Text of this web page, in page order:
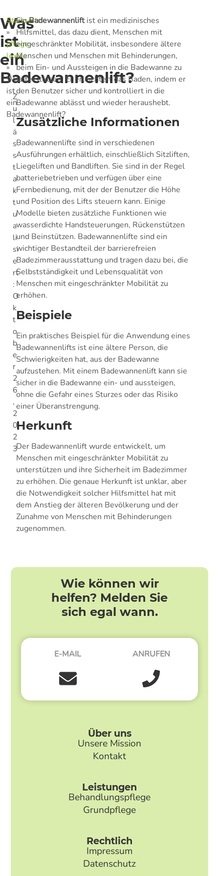
Was
ist
ein
Badewannenlift?
Startseite
»
pflege-
lexika
»
Was
ist
ein
Badewannenlift?
Z
u
l
ä
s
s
t
a
k
t
u
a
li
si
e
rt
:
O
k
t
o
b
e
r
2
6
,
2
0
2
3
EinBadewannenliftist ein medizinisches
Hilfsmittel, das dazu dient, Menschen mit
eingeschränkter Mobilität, insbesondere ältere
Menschen und Menschen mit Behinderungen,
beim Ein- und Aussteigen in die Badewanne zu
unterstützen. Er erleichtert das Baden, indem er
den Benutzer sicher und kontrolliert in die
Badewanne ablässt und wieder heraushebt.
Zusätzliche Informationen
Badewannenlifte sind in verschiedenen
Ausführungen erhältlich, einschließlich Sitzliften,
Liegeliften und Bandliften. Sie sind in der Regel
batteriebetrieben und verfügen über eine
Fernbedienung, mit der der Benutzer die Höhe
und Position des Lifts steuern kann. Einige
Modelle bieten zusätzliche Funktionen wie
wasserdichte Handsteuerungen, Rückenstützen
und Beinstützen. Badewannenlifte sind ein
wichtiger Bestandteil der barrierefreien
Badezimmerausstattung und tragen dazu bei, die
Selbstständigkeit und Lebensqualität von
Menschen mit eingeschränkter Mobilität zu
erhöhen.
Beispiele
Ein praktisches Beispiel für die Anwendung eines
Badewannenlifts ist eine ältere Person, die
Schwierigkeiten hat, aus der Badewanne
aufzustehen. Mit einem Badewannenlift kann sie
sicher in die Badewanne ein- und aussteigen,
ohne die Gefahr eines Sturzes oder das Risiko
einer Überanstrengung.
Herkunft
Der Badewannenlift wurde entwickelt, um
Menschen mit eingeschränkter Mobilität zu
unterstützen und ihre Sicherheit im Badezimmer
zu erhöhen. Die genaue Herkunft ist unklar, aber
die Notwendigkeit solcher Hilfsmittel hat mit
dem Anstieg der älteren Bevölkerung und der
Zunahme von Menschen mit Behinderungen
zugenommen.
Wie können wir
helfen? Melden Sie
sich egal wann.
E-MAIL ANRUFEN
Über uns
Unsere Mission
Kontakt
Leistungen
Behandlungspflege
Grundpflege
Rechtlich
Impressum
Datenschutz